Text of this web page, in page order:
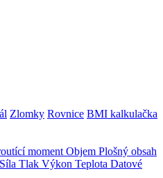
Zlomky Rovnice BMI kalkulačka
moment Objem Plošný obsah
Síla Tlak Výkon Teplota Datové